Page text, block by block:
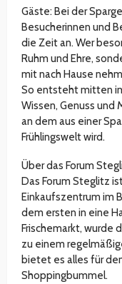
Gäste: Bei der
Besucherinnen und
die Zeit an. Wer
Ruhm und Ehre,
mit nach Hause
So entsteht mitten
Wissen, Genuss und
an dem aus einer
Frühlingswelt wird.
Über das Forum
Das Forum Steglitz
Einkaufszentrum im
dem ersten in eine
Frischemarkt, wurde
zu einem
bietet es alles für
Shoppingbummel.